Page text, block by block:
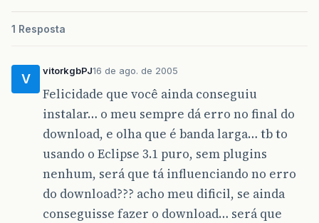
1 Resposta
V
vitorkgbPJ16 de ago. de 2005
Felicidade que você ainda conseguiu
instalar… o meu sempre dá erro no final do
download, e olha que é banda larga… tb to
usando o Eclipse 3.1 puro, sem plugins
nenhum, será que tá influenciando no erro
do download??? acho meu dificil, se ainda
conseguisse fazer o download… será que